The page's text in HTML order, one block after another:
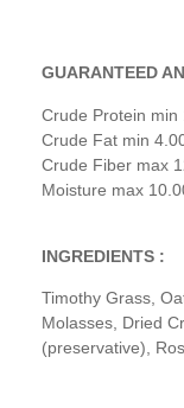
GUARANTEED
Crude Protein min
Crude Fat min
Crude Fiber max
Moisture max
INGREDIENTS :
Timothy Grass,
Molasses, Dried
(preservative),